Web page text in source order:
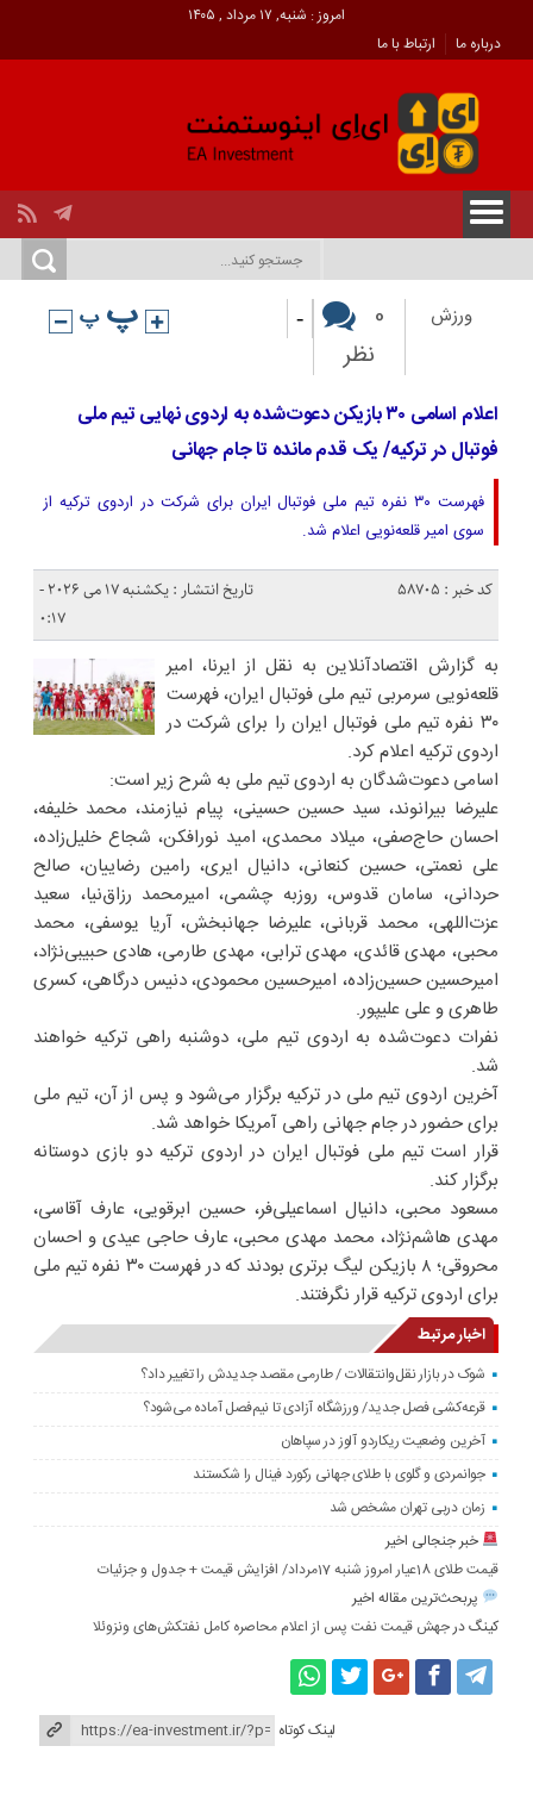
امروز : شنبه, ۱۷ مرداد , ۱۴۰۵
درباره ما
ارتباط با ما
ورزش
0
نظر
-
اعلام اسامی ٣٠ بازیکن دعوت‌شده به اردوی نهایی تیم ملی
فوتبال در ترکیه/ یک قدم مانده تا جام جهانی
فهرست ۳۰ نفره تیم ملی فوتبال ایران برای شرکت در اردوی ترکیه از
سوی امیر قلعه‌نویی اعلام شد.
کد خبر : 58705
تاریخ انتشار : یکشنبه 17 می 2026 -
0:17
به گزارش اقتصادآنلاین به نقل از ایرنا، امیر
قلعه‌نویی سرمربی تیم ملی فوتبال ایران، فهرست
۳۰ نفره تیم ملی فوتبال ایران را برای شرکت در
اردوی ترکیه اعلام کرد.
اسامی دعوت‌شدگان به اردوی تیم ملی به شرح زیر است:
علیرضا بیرانوند، سید حسین حسینی، پیام نیازمند، محمد خلیفه،
احسان حاج‌صفی، میلاد محمدی، امید نورافکن، شجاع خلیل‌زاده،
علی نعمتی، حسین کنعانی، دانیال ایری، رامین رضاییان، صالح
حردانی، سامان قدوس، روزبه چشمی، امیرمحمد رزاق‌نیا، سعید
عزت‌اللهی، محمد قربانی، علیرضا جهانبخش، آریا یوسفی، محمد
محبی، مهدی قائدی، مهدی ترابی، مهدی طارمی، هادی حبیبی‌نژاد،
امیرحسین حسین‌زاده، امیرحسین محمودی، دنیس درگاهی، کسری
طاهری و علی علیپور.
نفرات دعوت‌شده به اردوی تیم ملی، دوشنبه راهی ترکیه خواهند
شد.
آخرین اردوی تیم ملی در ترکیه برگزار می‌شود و پس از آن، تیم ملی
برای حضور در جام جهانی راهی آمریکا خواهد شد.
قرار است تیم ملی فوتبال ایران در اردوی ترکیه دو بازی دوستانه
برگزار کند.
مسعود محبی، دانیال اسماعیلی‌فر، حسین ابرقویی، عارف آقاسی،
مهدی هاشم‌نژاد، محمد مهدی محبی، عارف حاجی عیدی و احسان
محروقی؛ ۸ بازیکن لیگ برتری بودند که در فهرست ۳۰ نفره تیم ملی
برای اردوی ترکیه قرار نگرفتند.
اخبار مرتبط
شوک در بازار نقل‌وانتقالات / طارمی مقصد جدیدش را تغییر داد؟
قرعه‎‌کشی فصل جدید/ ورزشگاه آزادی تا نیم‌فصل آماده می‌شود؟
آخرین وضعیت ریکاردو آلوز در سپاهان
جوانمردی و گلوی با طلای جهانی رکورد فینال را شکستند
زمان دربی تهران مشخص شد
خبر جنجالی اخیر
قیمت طلای 18عیار امروز شنبه 17مرداد/ افزایش قیمت + جدول و جزئیات
پربحث‌ترین مقاله اخیر
کینگدرجهش قیمت نفت پس از اعلام محاصره کامل نفتکش‌های ونزوئلا
لینک کوتاه